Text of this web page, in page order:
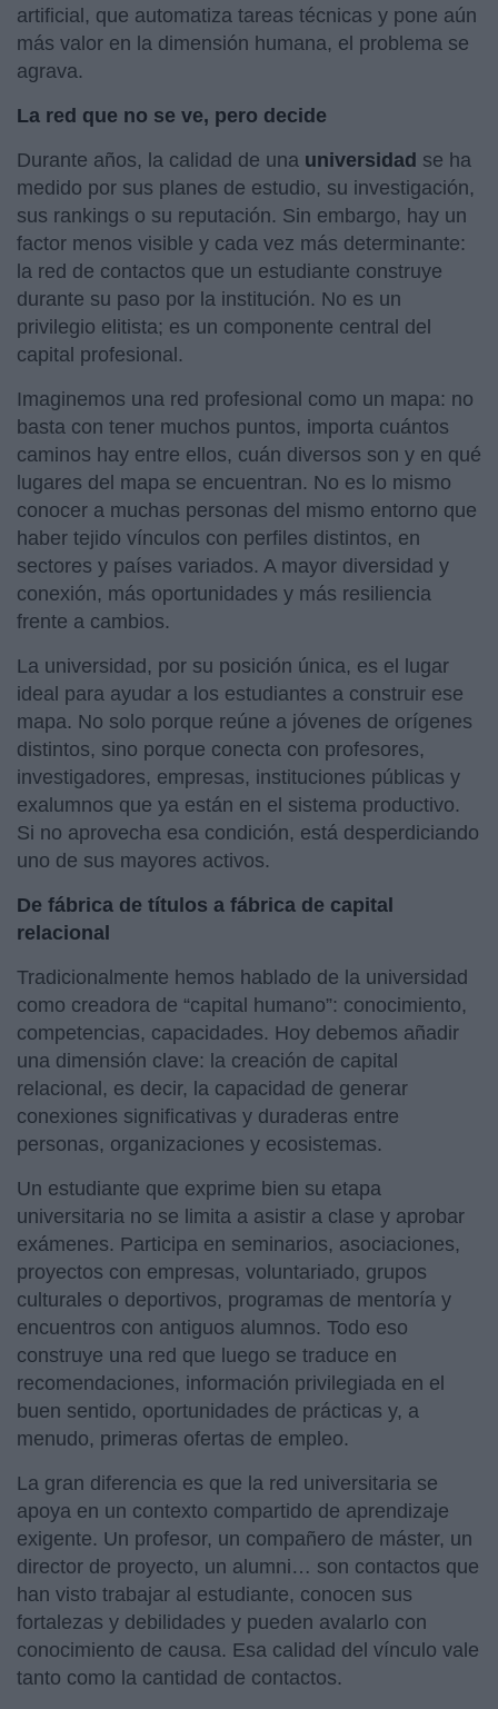
artificial, que automatiza tareas técnicas y pone aún
más valor en la dimensión humana, el problema se
agrava.
La red que no se ve, pero decide
Durante años, la calidad de una universidad se ha
medido por sus planes de estudio, su investigación,
sus rankings o su reputación. Sin embargo, hay un
factor menos visible y cada vez más determinante:
la red de contactos que un estudiante construye
durante su paso por la institución. No es un
privilegio elitista; es un componente central del
capital profesional.
Imaginemos una red profesional como un mapa: no
basta con tener muchos puntos, importa cuántos
caminos hay entre ellos, cuán diversos son y en qué
lugares del mapa se encuentran. No es lo mismo
conocer a muchas personas del mismo entorno que
haber tejido vínculos con perfiles distintos, en
sectores y países variados. A mayor diversidad y
conexión, más oportunidades y más resiliencia
frente a cambios.
La universidad, por su posición única, es el lugar
ideal para ayudar a los estudiantes a construir ese
mapa. No solo porque reúne a jóvenes de orígenes
distintos, sino porque conecta con profesores,
investigadores, empresas, instituciones públicas y
exalumnos que ya están en el sistema productivo.
Si no aprovecha esa condición, está desperdiciando
uno de sus mayores activos.
De fábrica de títulos a fábrica de capital
relacional
Tradicionalmente hemos hablado de la universidad
como creadora de “capital humano”: conocimiento,
competencias, capacidades. Hoy debemos añadir
una dimensión clave: la creación de capital
relacional, es decir, la capacidad de generar
conexiones significativas y duraderas entre
personas, organizaciones y ecosistemas.
Un estudiante que exprime bien su etapa
universitaria no se limita a asistir a clase y aprobar
exámenes. Participa en seminarios, asociaciones,
proyectos con empresas, voluntariado, grupos
culturales o deportivos, programas de mentoría y
encuentros con antiguos alumnos. Todo eso
construye una red que luego se traduce en
recomendaciones, información privilegiada en el
buen sentido, oportunidades de prácticas y, a
menudo, primeras ofertas de empleo.
La gran diferencia es que la red universitaria se
apoya en un contexto compartido de aprendizaje
exigente. Un profesor, un compañero de máster, un
director de proyecto, un alumni… son contactos que
han visto trabajar al estudiante, conocen sus
fortalezas y debilidades y pueden avalarlo con
conocimiento de causa. Esa calidad del vínculo vale
tanto como la cantidad de contactos.